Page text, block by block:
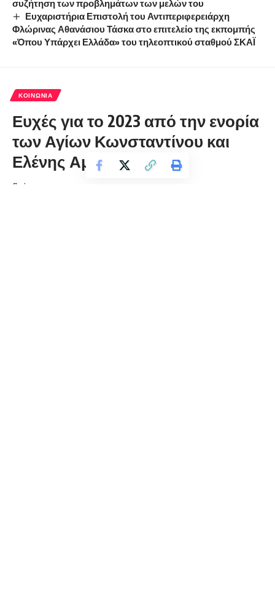
συζήτηση των προβλημάτων των μελών του
Ευχαριστήρια Επιστολή του Αντιπεριφερειάρχη
Φλώρινας Αθανάσιου Τάσκα στο επιτελείο της εκπομπής
«Όπου Υπάρχει Ελλάδα» του τηλεοπτικού σταθμού ΣΚΑΪ
ΚΟΙΝΩΝΊΑ
Ευχές για το 2023 από την ενορία
των Αγίων Κωνσταντίνου και
Ελένης Αμυνταίου
florinapress.gr